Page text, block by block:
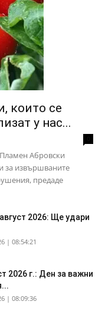
които се
у нас...
Абровски
за извършваните
предаде
2026: Ще удари
| 08:54:21
2026 г.: Ден за важни
| 08:09:36